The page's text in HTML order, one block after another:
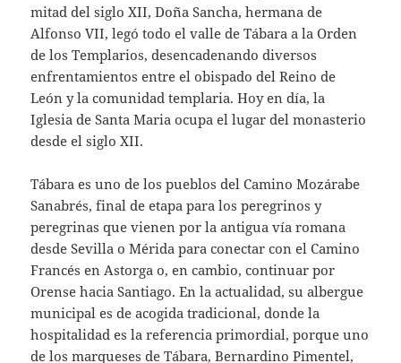
mitad del siglo XII, Doña Sancha, hermana de
Alfonso VII, legó todo el valle de Tábara a la Orden
de los Templarios, desencadenando diversos
enfrentamientos entre el obispado del Reino de
León y la comunidad templaria. Hoy en día, la
Iglesia de Santa Maria ocupa el lugar del monasterio
desde el siglo XII.
Tábara es uno de los pueblos del Camino Mozárabe
Sanabrés, final de etapa para los peregrinos y
peregrinas que vienen por la antigua vía romana
desde Sevilla o Mérida para conectar con el Camino
Francés en Astorga o, en cambio, continuar por
Orense hacia Santiago. En la actualidad, su albergue
municipal es de acogida tradicional, donde la
hospitalidad es la referencia primordial, porque uno
de los marqueses de Tábara, Bernardino Pimentel,